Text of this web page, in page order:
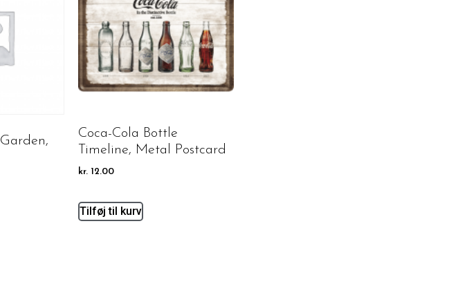
Coca-Cola Bottle
Timeline, Metal Postcard
kr. 12.00
Tilføj til kurv